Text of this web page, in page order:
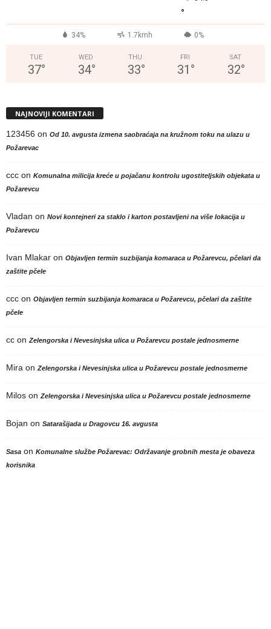
°
34% 1.7kmh 0%
TUE
37°
WED
34°
THU
33°
FRI
31 °
SAT
32°
NAJNOVIJI KOMENTARI
123456 on Od 10. avgusta izmena saobraćaja na kružnom toku na ulazu u
Požarevac
ccc on Komunalna milicija kreće u pojačanu kontrolu ugostiteljskih objekata u
Požarevcu
Vladan on Novi kontejneri za staklo i karton postavljeni na više lokacija u
Požarevcu
Ivan Mlakar on Objavljen termin suzbijanja komaraca u Požarevcu, pčelari da
zaštite pčele
ccc on Objavljen termin suzbijanja komaraca u Požarevcu, pčelari da zaštite
pčele
cc on Zelengorska i Nevesinjska ulica u Požarevcu postale jednosmerne
Mira on Zelengorska i Nevesinjska ulica u Požarevcu postale jednosmerne
Milos on Zelengorska i Nevesinjska ulica u Požarevcu postale jednosmerne
Bojan on Satarašijada u Dragovcu 16. avgusta
Sasa on Komunalne službe Požarevac: Održavanje grobnih mesta je obaveza
korisnika